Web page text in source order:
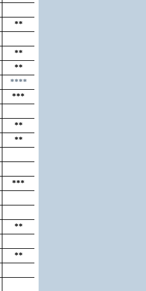
**
**
**
****
***
**
**
***
**
**